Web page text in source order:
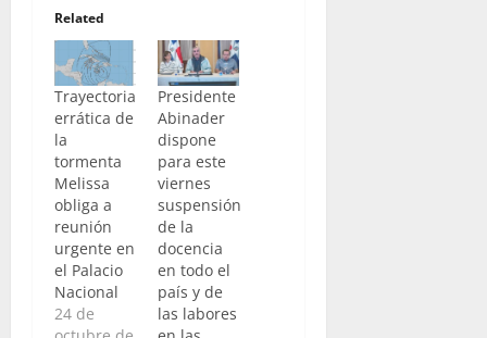
Related
Trayectoria
errática de
la
tormenta
Melissa
obliga a
reunión
urgente en
el Palacio
Nacional
24 de
Presidente
Abinader
dispone
para este
viernes
suspensión
de la
docencia
en todo el
país y de
las labores